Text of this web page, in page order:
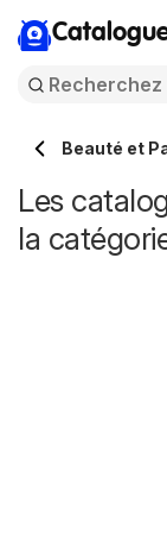
Beauté et
Les
la